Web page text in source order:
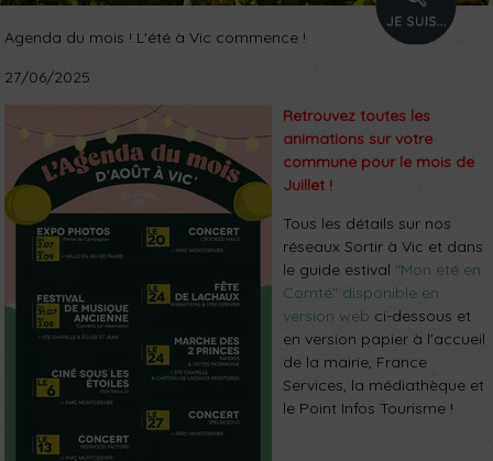
PROFIL
Agenda du mois ! L'été à Vic commence !
27/06/2025
Retrouvez toutes les
animations sur votre
commune pour le mois de
Juillet !
Tous les détails sur nos
réseaux Sortir à Vic et dans
le guide estival "Mon été en
Comté" disponible en
version web ci-dessous et
en version papier à l'accueil
de la mairie, France
Services, la médiathèque et
le Point Infos Tourisme !